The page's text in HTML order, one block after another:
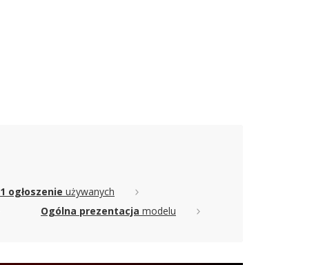
1 ogłoszenie używanych
Ogólna prezentacja modelu